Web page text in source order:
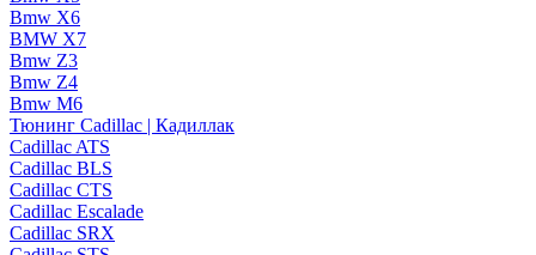
Bmw X6
BMW X7
Bmw Z3
Bmw Z4
Bmw М6
Тюнинг Cadillac | Кадиллак
Cadillac ATS
Cadillac BLS
Cadillac CTS
Cadillac Escalade
Cadillac SRX